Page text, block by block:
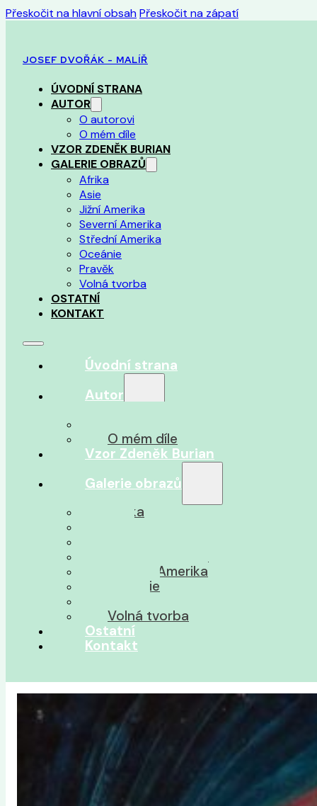
Přeskočit na hlavní obsahPřeskočit na zápatí
JOSEF DVOŘÁK - MALÍŘ
ÚVODNÍ STRANA
AUTOR
O autorovi
O mém díle
VZOR ZDENĚK BURIAN
GALERIE OBRAZŮ
Afrika
Asie
Jižní Amerika
Severní Amerika
Střední Amerika
Oceánie
Pravěk
Volná tvorba
OSTATNÍ
KONTAKT
Úvodní strana
Autor
O mém díle
Vzor Zdeněk Burian
Galerie obrazů
Afrika
Střední Amerika
Oceánie
Volná tvorba
Ostatní
Kontakt